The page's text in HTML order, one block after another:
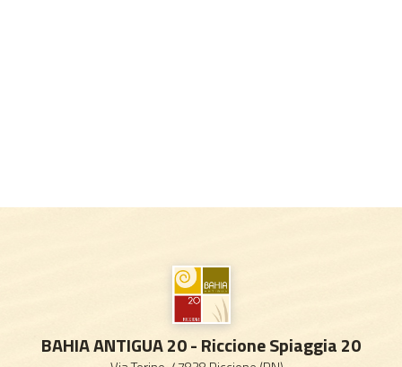
BAHIA ANTIGUA 20 - Riccione Spiaggia 20